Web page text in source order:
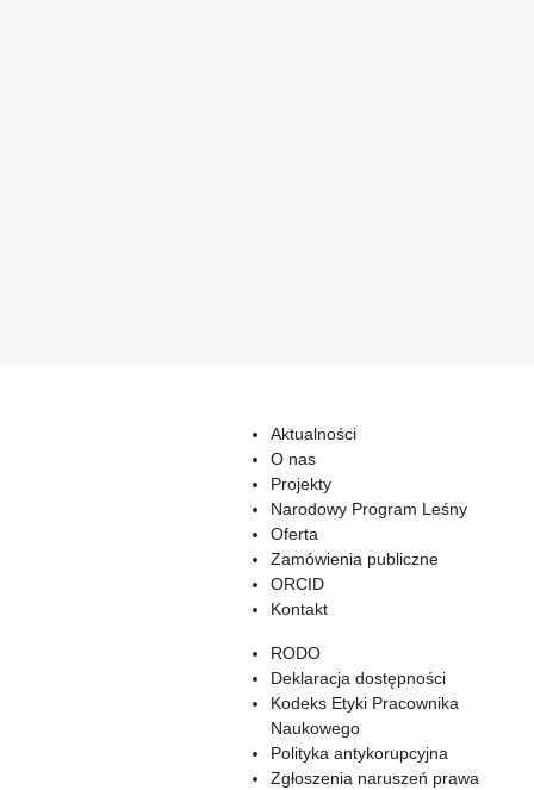
Aktualności
O nas
Projekty
Narodowy Program Leśny
Oferta
Zamówienia publiczne
ORCID
Kontakt
RODO
Deklaracja dostępności
Kodeks Etyki Pracownika
Naukowego
Polityka antykorupcyjna
Zgłoszenia naruszeń prawa